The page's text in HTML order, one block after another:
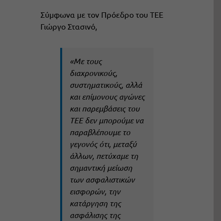
Σύμφωνα με τον Πρόεδρο του ΤΕΕ
Γιώργο Στασινό,
«Mε τους
διαχρονικούς,
συστηματικούς, αλλά
και επίμονους αγώνες
και παρεμβάσεις του
ΤΕΕ δεν μπορούμε να
παραβλέπουμε το
γεγονός ότι, μεταξύ
άλλων, πετύχαμε τη
σημαντική μείωση
των ασφαλιστικών
εισφορών, την
κατάργηση της
ασφάλισης της